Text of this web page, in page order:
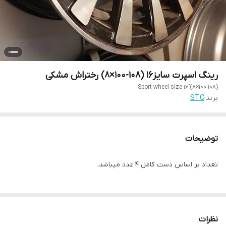
رینگ اسپرت سایز۱۶ (۱۰۸-۱۰۰×۸) رختراش مشکی
Sport wheel size 16"(8×100-108)
برند:STC
توضیحات
تعداد بر اساس دست کامل ۴ عدد میباشد،
نظرات